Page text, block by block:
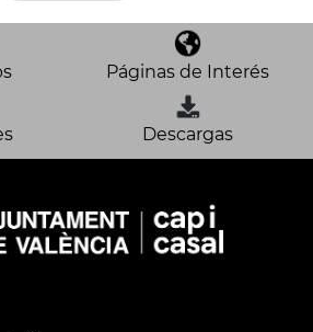
Páginas de Interés
Descargas